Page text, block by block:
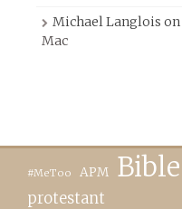
Michael Langlois on
Mac
#MeToo APM Bible
protestant